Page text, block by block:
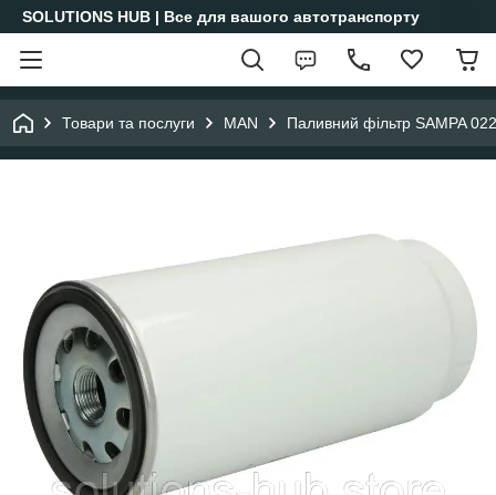
SOLUTIONS HUB | Все для вашого автотранспорту
Товари та послуги MAN Паливний фільтр SAMPA